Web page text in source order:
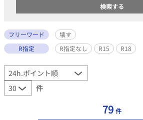
フリーワード
壊す
R指定
R指定なし R15 R18
件
79 件